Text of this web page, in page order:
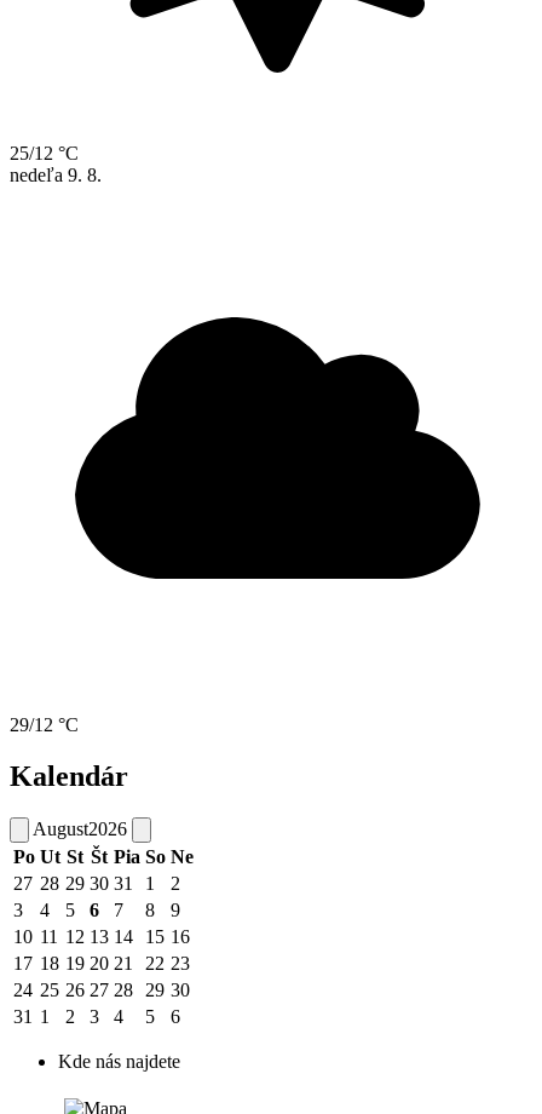
25/12 °C
nedeľa 9. 8.
29/12 °C
Kalendár
August2026
Po Ut St Št Pia So Ne
27 28 29 30 31 1
2
3
4 5 6 7 8
9
10 11 12 13 14 15 16
17 18 19 20 21 22 23
24 25 26 27 28 29 30
31 1 2 3 4 5 6
Kde nás najdete